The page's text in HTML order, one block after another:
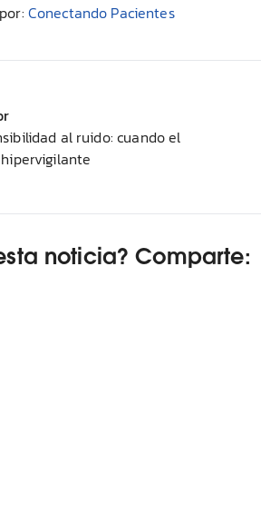
Conectando Pacientes
al ruido: cuando el
noticia? Comparte: